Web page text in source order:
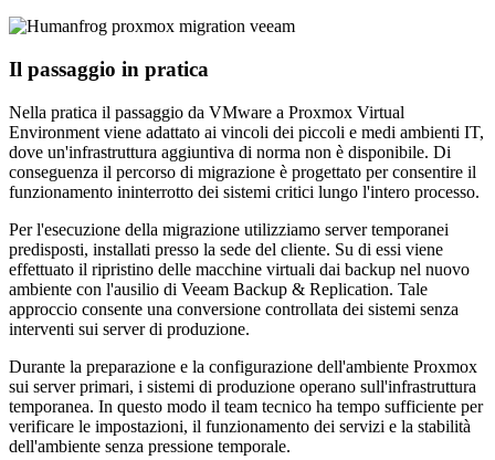
Il passaggio in pratica
Nella pratica il passaggio da VMware a Proxmox Virtual
Environment viene adattato ai vincoli dei piccoli e medi ambienti IT,
dove un'infrastruttura aggiuntiva di norma non è disponibile. Di
conseguenza il percorso di migrazione è progettato per consentire il
funzionamento ininterrotto dei sistemi critici lungo l'intero processo.
Per l'esecuzione della migrazione utilizziamo server temporanei
predisposti, installati presso la sede del cliente. Su di essi viene
effettuato il ripristino delle macchine virtuali dai backup nel nuovo
ambiente con l'ausilio di Veeam Backup & Replication. Tale
approccio consente una conversione controllata dei sistemi senza
interventi sui server di produzione.
Durante la preparazione e la configurazione dell'ambiente Proxmox
sui server primari, i sistemi di produzione operano sull'infrastruttura
temporanea. In questo modo il team tecnico ha tempo sufficiente per
verificare le impostazioni, il funzionamento dei servizi e la stabilità
dell'ambiente senza pressione temporale.